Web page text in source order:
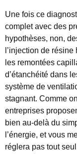
Une fois ce
complet avec des
hypothèses, non,
l’injection de
les remontées
d’étanchéité dans
système de
stagnant. Comme
entreprises
bien au-delà du
l’énergie, et vous
réglera pas tout